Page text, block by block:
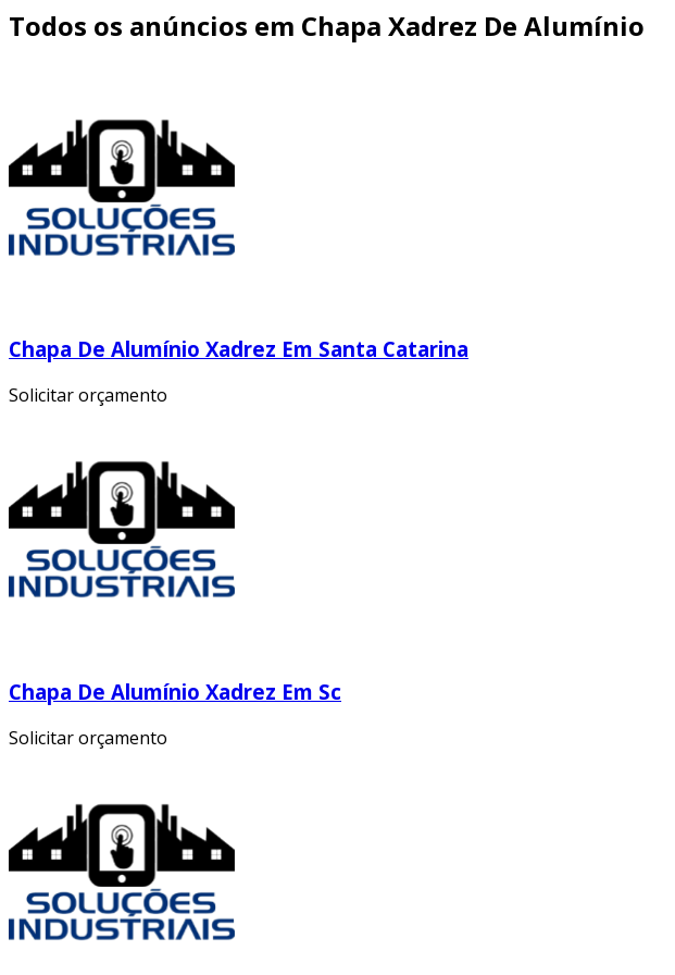
Todos os anúncios em Chapa Xadrez De Alumínio
Chapa De Alumínio Xadrez Em Santa Catarina
Solicitar orçamento
Chapa De Alumínio Xadrez Em Sc
Solicitar orçamento